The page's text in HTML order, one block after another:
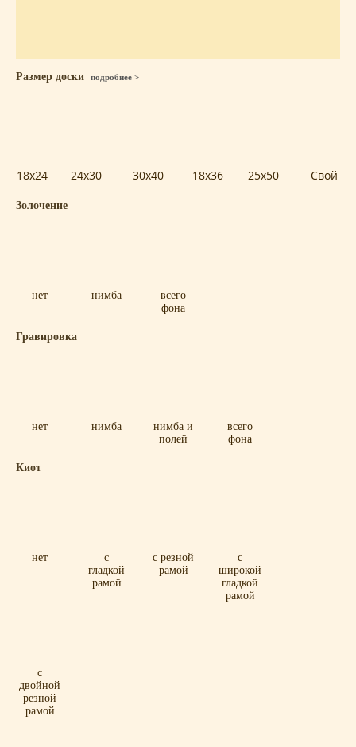
Размер доски подробнее >
18x24 24x30 30x40 18x36 25x50 Свой
Золочение
нет нимба
всего
фона
Гравировка
нет нимба
нимба и
полей
всего
фона
Киот
нет
с
гладкой
рамой
с резной
рамой
с
широкой
гладкой
рамой
с
двойной
резной
рамой